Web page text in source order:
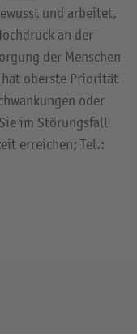
und arbeitet,
an der
der Menschen
hat oberste Priorität
oder
im Störungsfall
erreichen; Tel.: